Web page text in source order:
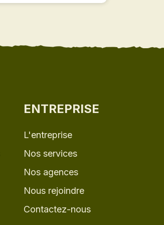
ENTREPRISE
L'entreprise
Nos services
Nos agences
Nous rejoindre
Contactez-nous